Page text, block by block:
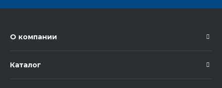
О компании
Каталог